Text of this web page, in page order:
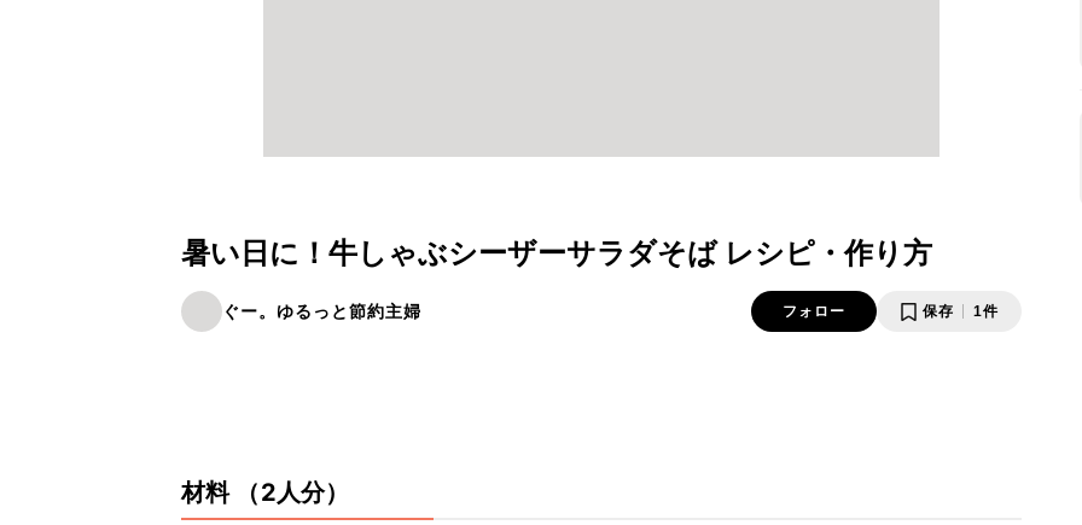
暑い日に！牛しゃぶシーザーサラダそば レシピ・作り方
ぐー。ゆるっと節約主婦 フォロー 保存 1件
材料 （2人分）